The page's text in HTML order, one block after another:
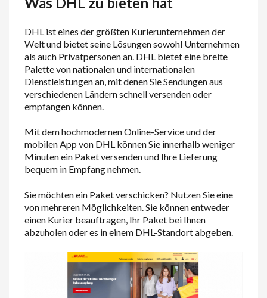
DHL ist eines der größten Kurierunternehmen der
Welt und bietet seine Lösungen sowohl Unternehmen
als auch Privatpersonen an. DHL bietet eine breite
Palette von nationalen und internationalen
Dienstleistungen an, mit denen Sie Sendungen aus
verschiedenen Ländern schnell versenden oder
empfangen können.
Mit dem hochmodernen Online-Service und der
mobilen App von DHL können Sie innerhalb weniger
Minuten ein Paket versenden und Ihre Lieferung
bequem in Empfang nehmen.
Sie möchten ein Paket verschicken? Nutzen Sie eine
von mehreren Möglichkeiten. Sie können entweder
einen Kurier beauftragen, Ihr Paket bei Ihnen
abzuholen oder es in einem DHL-Standort abgeben.